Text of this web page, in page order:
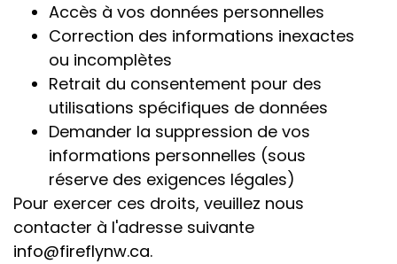
Accès à vos données personnelles
Correction des informations inexactes
ou incomplètes
Retrait du consentement pour des
utilisations spécifiques de données
Demander la suppression de vos
informations personnelles (sous
réserve des exigences légales)
Pour exercer ces droits, veuillez nous
contacter à l'adresse suivante
info@fireflynw.ca.